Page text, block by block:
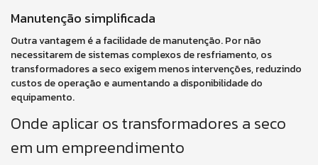
Manutenção simplificada
Outra vantagem é a facilidade de manutenção. Por não
necessitarem de sistemas complexos de resfriamento, os
transformadores a seco exigem menos intervenções, reduzindo
custos de operação e aumentando a disponibilidade do
equipamento.
Onde aplicar os transformadores a seco
em um empreendimento